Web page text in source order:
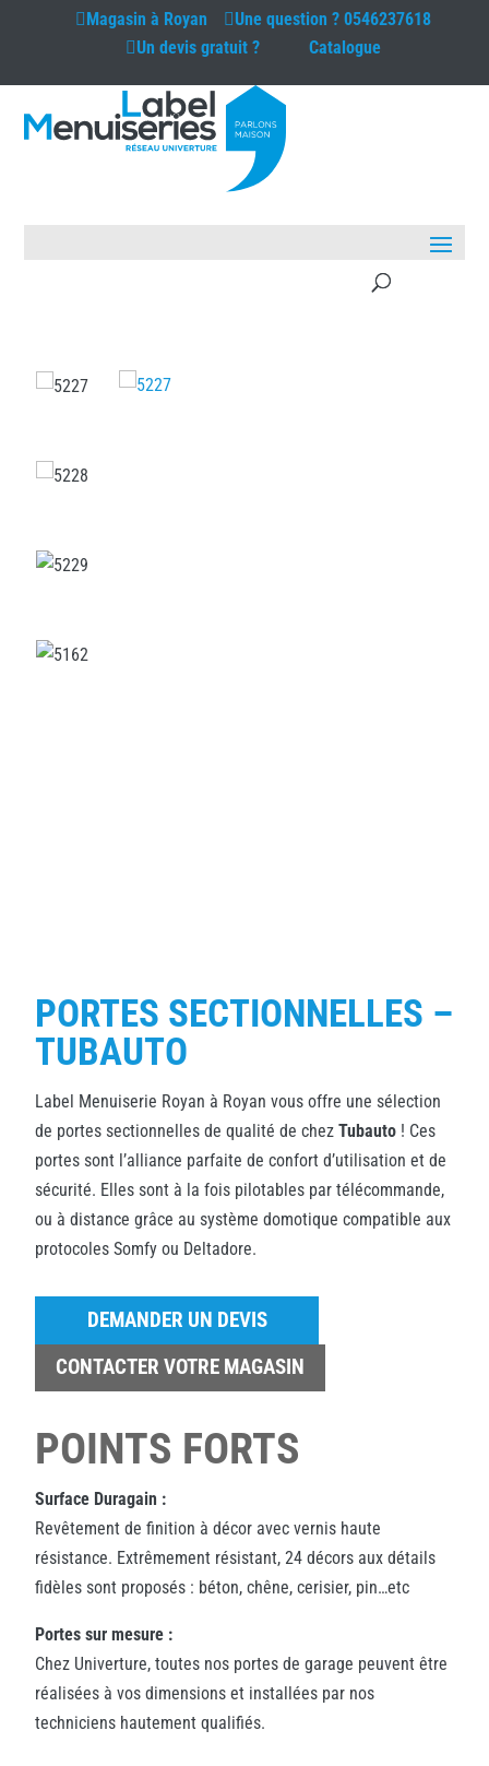
Magasin à Royan Une question ? 0546237618
Un devis gratuit ?
Catalogue
PORTES SECTIONNELLES –
TUBAUTO
Label Menuiserie Royan à Royan vous offre une sélection
de portes sectionnelles de qualité de chez Tubauto ! Ces
portes sont l’alliance parfaite de confort d’utilisation et de
sécurité. Elles sont à la fois pilotables par télécommande,
ou à distance grâce au système domotique compatible aux
protocoles Somfy ou Deltadore.
DEMANDER UN DEVIS
CONTACTER VOTRE MAGASIN
POINTS FORTS
Surface Duragain :
Revêtement de finition à décor avec vernis haute
résistance. Extrêmement résistant, 24 décors aux détails
fidèles sont proposés : béton, chêne, cerisier, pin…etc
Portes sur mesure :
Chez Univerture, toutes nos portes de garage peuvent être
réalisées à vos dimensions et installées par nos
techniciens hautement qualifiés.